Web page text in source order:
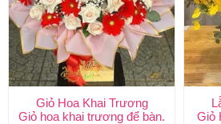
Giỏ Hoa Khai Trương
Giỏ hoa khai trương để bàn.
Giỏ